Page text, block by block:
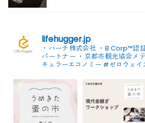
lifehugger.jp
・ハーチ株式会社 ・B Corp™認
パートナー ・京都市観光協会メ
キュラーエコノミー #ゼロウェイ